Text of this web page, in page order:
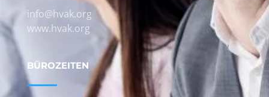
info@hvak.org
www.hvak.org
BÜROZEITEN